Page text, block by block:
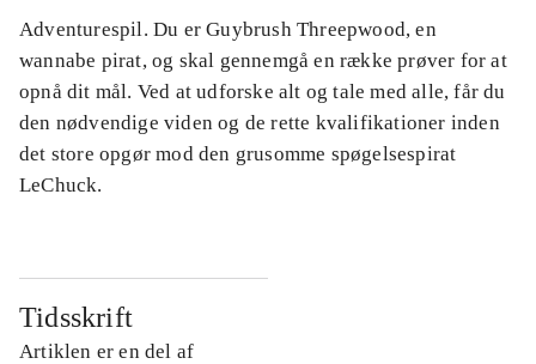
Adventurespil. Du er Guybrush Threepwood, en
wannabe pirat, og skal gennemgå en række prøver for at
opnå dit mål. Ved at udforske alt og tale med alle, får du
den nødvendige viden og de rette kvalifikationer inden
det store opgør mod den grusomme spøgelsespirat
LeChuck.
Tidsskrift
Artiklen er en del af